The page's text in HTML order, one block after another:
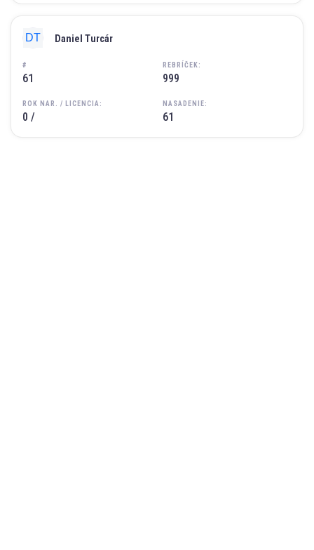
#
61
Daniel Turcár
ROK NAR. / LICENCIA:
0 /
REBRÍČEK:
999
NASADENIE:
61